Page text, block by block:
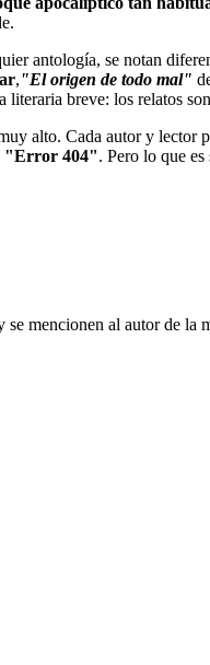
antología, se notan
,"El origen de todo mal"
breve: los relatos
alto. Cada autor y lector
"Error 404". Pero lo que
mencionen al autor de la